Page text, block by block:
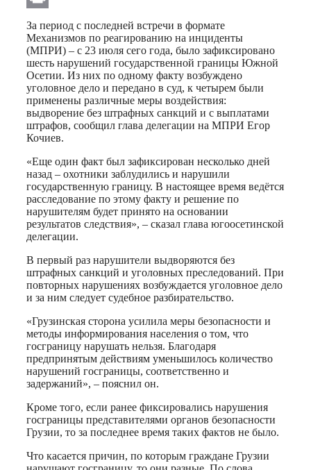
Print
За период с последней встречи в формате
Механизмов по реагированию на инциденты
(МПРИ) – с 23 июля сего года, было зафиксировано
шесть нарушений государственной границы Южной
Осетии. Из них по одному факту возбуждено
уголовное дело и передано в суд, к четырем были
применены различные меры воздействия:
выдворение без штрафных санкций и с выплатами
штрафов, сообщил глава делегации на МПРИ Егор
Кочиев.
«Еще один факт был зафиксирован несколько дней
назад – охотники заблудились и нарушили
государственную границу. В настоящее время ведётся
расследование по этому факту и решение по
нарушителям будет принято на основании
результатов следствия», – сказал глава югоосетинской
делегации.
В первый раз нарушители выдворяются без
штрафных санкций и уголовных преследований. При
повторных нарушениях возбуждается уголовное дело
и за ним следует судебное разбирательство.
«Грузинская сторона усилила меры безопасности и
методы информирования населения о том, что
госграницу нарушать нельзя. Благодаря
предпринятым действиям уменьшилось количество
нарушений госграницы, соответственно и
задержаний», – пояснил он.
Кроме того, если ранее фиксировались нарушения
госграницы представителями органов безопасности
Грузии, то за последнее время таких фактов не было.
Что касается причин, по которым граждане Грузии